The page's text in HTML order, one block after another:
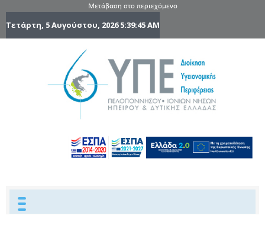
Μετάβαση στο περιεχόμενο
Τετάρτη, 5 Αυγούστου, 20265:39:46 AM
Ηπείρου
Δυτικής
Ελλάδας